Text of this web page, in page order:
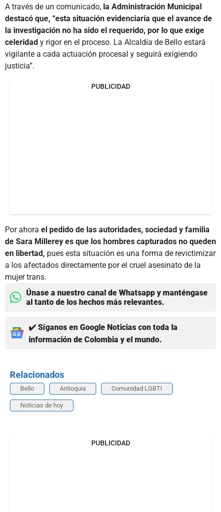
A través de un comunicado, la Administración Municipal
destacó que, “esta situación evidenciaría que el avance de
la investigación no ha sido el requerido, por lo que exige
celeridad y rigor en el proceso. La Alcaldía de Bello estará
vigilante a cada actuación procesal y seguirá exigiendo
justicia”.
PUBLICIDAD
Por ahora el pedido de las autoridades, sociedad y familia
de Sara Millerey es que los hombres capturados no queden
en libertad, pues esta situación es una forma de revictimizar
a los afectados directamente por el cruel asesinato de la
mujer trans.
Únase a nuestro canal de Whatsapp y manténgase
al tanto de los hechos más relevantes.
✔️ Síganos en Google Noticias con toda la
información de Colombia y el mundo.
Relacionados
Bello Antioquia Comunidad LGBTI
Noticias de hoy
PUBLICIDAD